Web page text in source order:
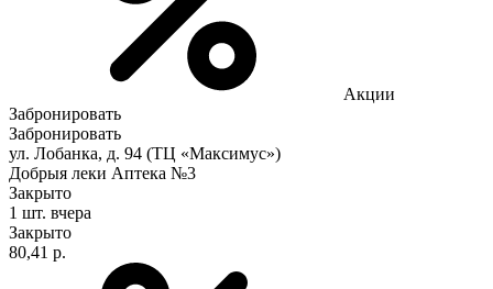
Акции
Забронировать
Забронировать
ул. Лобанка, д. 94 (ТЦ «Максимус»)
Добрыя леки Аптека №3
Закрыто
1 шт. вчера
Закрыто
80,41 р.